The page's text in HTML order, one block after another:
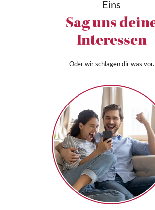
Eins
Sag uns
Interessen
Oder wir schlagen dir was vor.